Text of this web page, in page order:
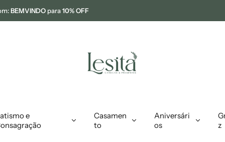
BEMVINDO para10% OFF
e
Casamen
to
Aniversári
os
z